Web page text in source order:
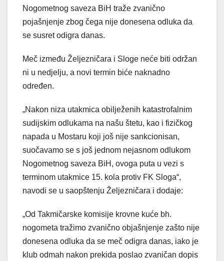
Nogometnog saveza BiH traže zvanično
pojašnjenje zbog čega nije donesena odluka da
se susret odigra danas.
Meč između Željezničara i Sloge neće biti održan
ni u nedjelju, a novi termin biće naknadno
određen.
„Nakon niza utakmica obilježenih katastrofalnim
sudijskim odlukama na našu štetu, kao i fizičkog
napada u Mostaru koji još nije sankcionisan,
suočavamo se s još jednom nejasnom odlukom
Nogometnog saveza BiH, ovoga puta u vezi s
terminom utakmice 15. kola protiv FK Sloga“,
navodi se u saopštenju Željezničara i dodaje:
„Od Takmičarske komisije krovne kuće bh.
nogometa tražimo zvanično objašnjenje zašto nije
donesena odluka da se meč odigra danas, iako je
klub odmah nakon prekida poslao zvaničan dopis